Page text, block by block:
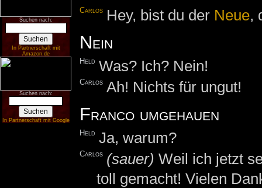
Suchen nach:
In Partnerschaft mit
Amazon.de
Suchen nach:
In Partnerschaft mit Google
Carlos Hey, bist du der Neue,
Nein
Held Was? Ich? Nein!
Carlos Ah! Nichts für ungut!
Franco umgehauen
Held Ja, warum?
Carlos (sauer) Weil ich jetzt
toll gemacht! Vielen